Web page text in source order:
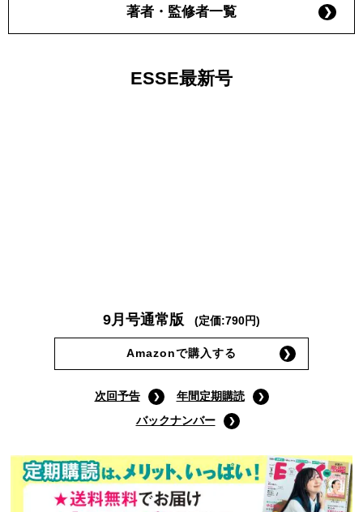
著者・監修者一覧
ESSE最新号
Amazonで購入する
次回予告
年間定期購読
バックナンバー